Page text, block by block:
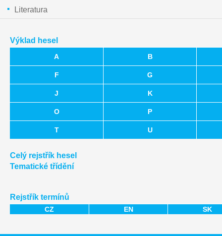
Literatura
Výklad hesel
A B
F G
J K
O P
T U
Celý rejstřík hesel
Tematické třídění
Rejstřík termínů
CZ EN SK